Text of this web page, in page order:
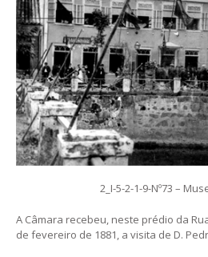
2_I-5-2-1-9-Nº73 –
A Câmara recebeu, neste prédio da
de fevereiro de 1881, a visita de D.